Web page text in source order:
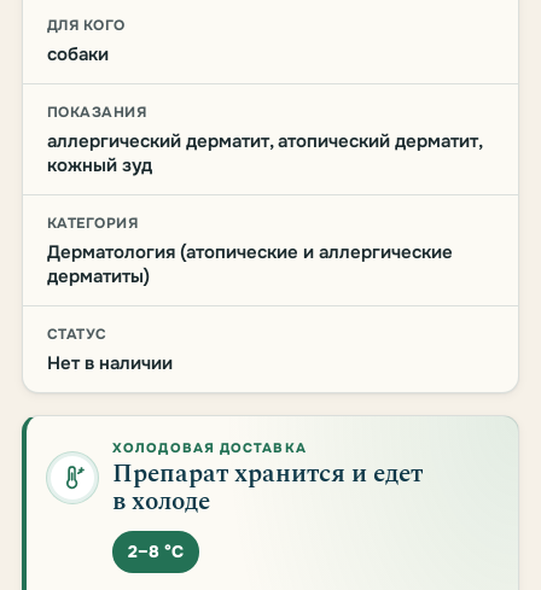
ДЛЯ КОГО
собаки
ПОКАЗАНИЯ
аллергический дерматит, атопический дерматит,
кожный зуд
КАТЕГОРИЯ
Дерматология (атопические и аллергические
дерматиты)
СТАТУС
Нет в наличии
ХОЛОДОВАЯ ДОСТАВКА
Препарат хранится и едет
в холоде
2–8 °C